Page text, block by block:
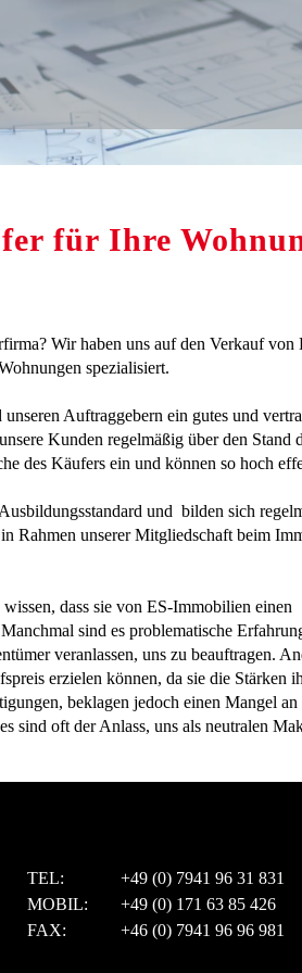
für Ihre
Wir haben uns auf den Verkauf von
spezialisiert.
Auftraggebern ein gutes und
Kunden regelmäßig über den Stand
des Käufers ein und können so hoch
und bilden sich
Rahmen unserer Mitgliedschaft beim
dass sie von ES-Immobilien einen
sind es problematische
veranlassen, uns zu beauftragen.
erzielen können, da sie die
beklagen jedoch einen Mangel
sind oft der Anlass, uns als neutralen
TEL:
+49 (0) 7941 96 31 831
MOBIL:
+49 (0) 171 63 85 426
FAX:
+46 (0) 7941 96 96 981